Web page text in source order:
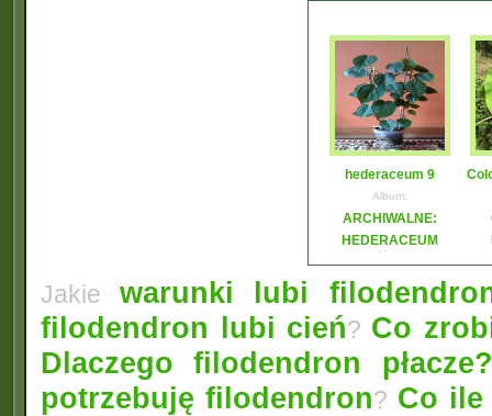
hederaceum 9
Album:
ARCHIWALNE:
HEDERACEUM
Jakie warunki lubi
filodendron lubi cień? Co
Dlaczego filodendron
potrzebuję filodendron? Co ile